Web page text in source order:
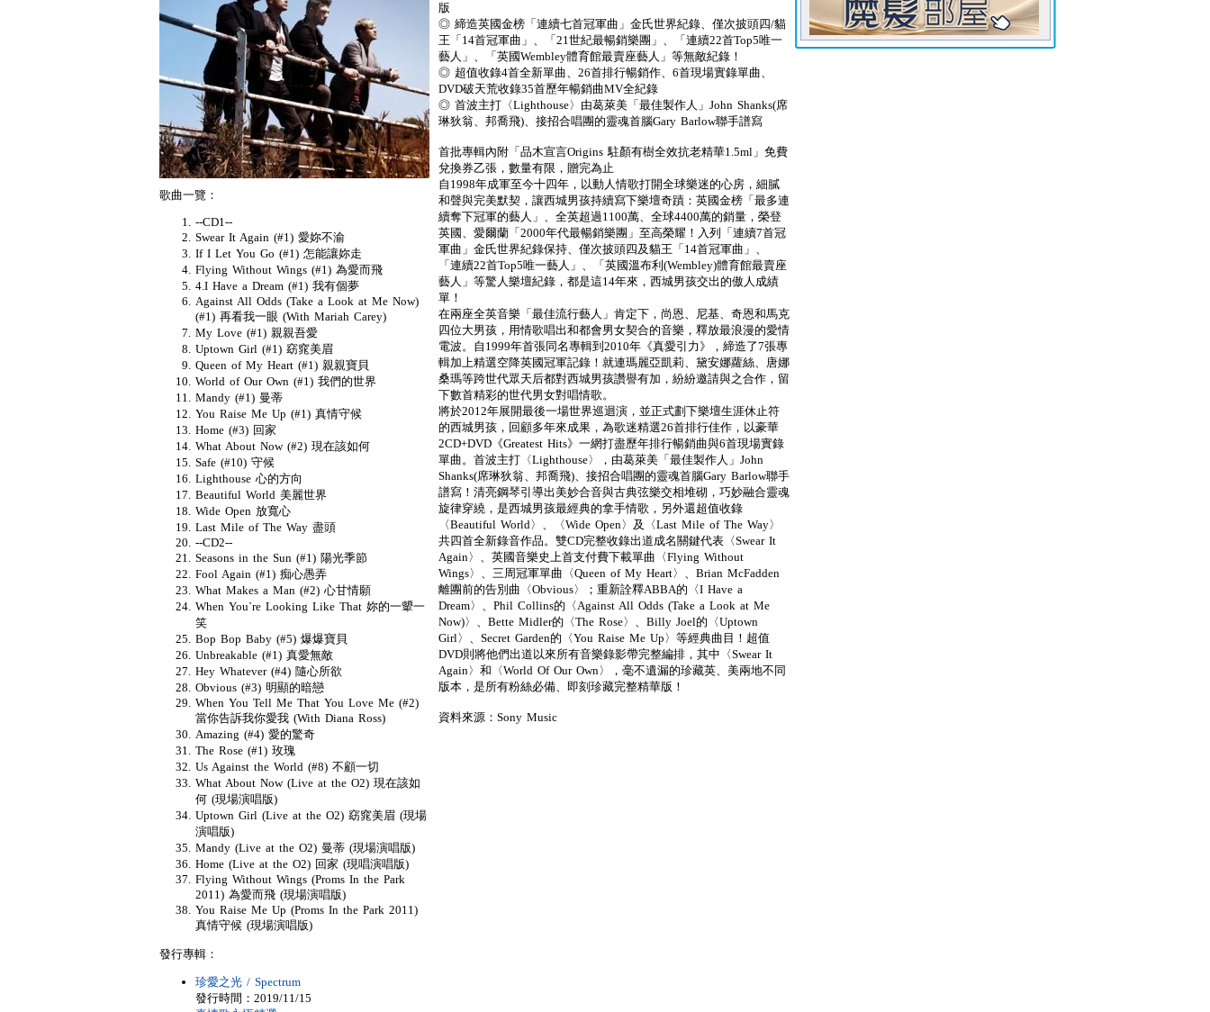
版
◎ 締造英國金榜「連續七首冠軍曲」金氏世界紀錄、僅次披頭四/貓
王「14首冠軍曲」、「21世紀最暢銷樂團」、「連續22首Top5唯一
藝人」、「英國Wembley體育館最賣座藝人」等無敵紀錄！
◎ 超值收錄4首全新單曲、26首排行暢銷作、6首現場實錄單曲、
DVD破天荒收錄35首歷年暢銷曲MV全紀錄
◎ 首波主打〈Lighthouse〉由葛萊美「最佳製作人」John Shanks(席
琳狄翁、邦喬飛)、接招合唱團的靈魂首腦Gary Barlow聯手譜寫
首批專輯內附「品木宣言Origins 駐顏有樹全效抗老精華1.5ml」免費
兌換券乙張，數量有限，贈完為止
自1998年成軍至今十四年，以動人情歌打開全球樂迷的心房，細膩
和聲與完美默契，讓西城男孩持續寫下樂壇奇蹟：英國金榜「最多連
續奪下冠軍的藝人」、全英超過1100萬、全球4400萬的銷量，榮登
英國、愛爾蘭「2000年代最暢銷樂團」至高榮耀！入列「連續7首冠
軍曲」金氏世界紀錄保持、僅次披頭四及貓王「14首冠軍曲」、
「連續22首Top5唯一藝人」、「英國溫布利(Wembley)體育館最賣座
藝人」等驚人樂壇紀錄，都是這14年來，西城男孩交出的傲人成績
單！
在兩座全英音樂「最佳流行藝人」肯定下，尚恩、尼基、奇恩和馬克
四位大男孩，用情歌唱出和都會男女契合的音樂，釋放最浪漫的愛情
電波。自1999年首張同名專輯到2010年《真愛引力》，締造了7張專
輯加上精選空降英國冠軍記錄！就連瑪麗亞凱莉、黛安娜蘿絲、唐娜
桑瑪等跨世代眾天后都對西城男孩讚譽有加，紛紛邀請與之合作，留
下數首精彩的世代男女對唱情歌。
將於2012年展開最後一場世界巡迴演，並正式劃下樂壇生涯休止符
的西城男孩，回顧多年來成果，為歌迷精選26首排行佳作，以豪華
2CD+DVD《Greatest Hits》一網打盡歷年排行暢銷曲與6首現場實錄
單曲。首波主打〈Lighthouse〉，由葛萊美「最佳製作人」John
Shanks(席琳狄翁、邦喬飛)、接招合唱團的靈魂首腦Gary Barlow聯手
譜寫！清亮鋼琴引導出美妙合音與古典弦樂交相堆砌，巧妙融合靈魂
旋律穿繞，是西城男孩最經典的拿手情歌，另外還超值收錄
〈Beautiful World〉、〈Wide Open〉及〈Last Mile of The Way〉
共四首全新錄音作品。雙CD完整收錄出道成名關鍵代表〈Swear It
Again〉、英國音樂史上首支付費下載單曲〈Flying Without
Wings〉、三周冠軍單曲〈Queen of My Heart〉、Brian McFadden
離團前的告別曲〈Obvious〉；重新詮釋ABBA的〈I Have a
Dream〉、Phil Collins的〈Against All Odds (Take a Look at Me
Now)〉、Bette Midler的〈The Rose〉、Billy Joel的〈Uptown
Girl〉、Secret Garden的〈You Raise Me Up〉等經典曲目！超值
DVD則將他們出道以來所有音樂錄影帶完整編排，其中〈Swear It
Again〉和〈World Of Our Own〉，毫不遺漏的珍藏英、美兩地不同
版本，是所有粉絲必備、即刻珍藏完整精華版！
資料來源：Sony Music
歌曲一覽：
--CD1--
Swear It Again (#1) 愛妳不渝
If I Let You Go (#1) 怎能讓妳走
Flying Without Wings (#1) 為愛而飛
4.I Have a Dream (#1) 我有個夢
Against All Odds (Take a Look at Me Now)
(#1) 再看我一眼 (With Mariah Carey)
My Love (#1) 親親吾愛
Uptown Girl (#1) 窈窕美眉
Queen of My Heart (#1) 親親寶貝
World of Our Own (#1) 我們的世界
Mandy (#1) 曼蒂
You Raise Me Up (#1) 真情守候
Home (#3) 回家
What About Now (#2) 現在該如何
Safe (#10) 守候
Lighthouse 心的方向
Beautiful World 美麗世界
Wide Open 放寬心
Last Mile of The Way 盡頭
--CD2--
Seasons in the Sun (#1) 陽光季節
Fool Again (#1) 痴心愚弄
What Makes a Man (#2) 心甘情願
When You`re Looking Like That 妳的一顰一
笑
Bop Bop Baby (#5) 爆爆寶貝
Unbreakable (#1) 真愛無敵
Hey Whatever (#4) 隨心所欲
Obvious (#3) 明顯的暗戀
When You Tell Me That You Love Me (#2)
當你告訴我你愛我 (With Diana Ross)
Amazing (#4) 愛的驚奇
The Rose (#1) 玫瑰
Us Against the World (#8) 不顧一切
What About Now (Live at the O2) 現在該如
何 (現場演唱版)
Uptown Girl (Live at the O2) 窈窕美眉 (現場
演唱版)
Mandy (Live at the O2) 曼蒂 (現場演唱版)
Home (Live at the O2) 回家 (現唱演唱版)
Flying Without Wings (Proms In the Park
2011) 為愛而飛 (現場演唱版)
You Raise Me Up (Proms In the Park 2011)
真情守候 (現場演唱版)
發行專輯：
珍愛之光 / Spectrum
發行時間：2019/11/15